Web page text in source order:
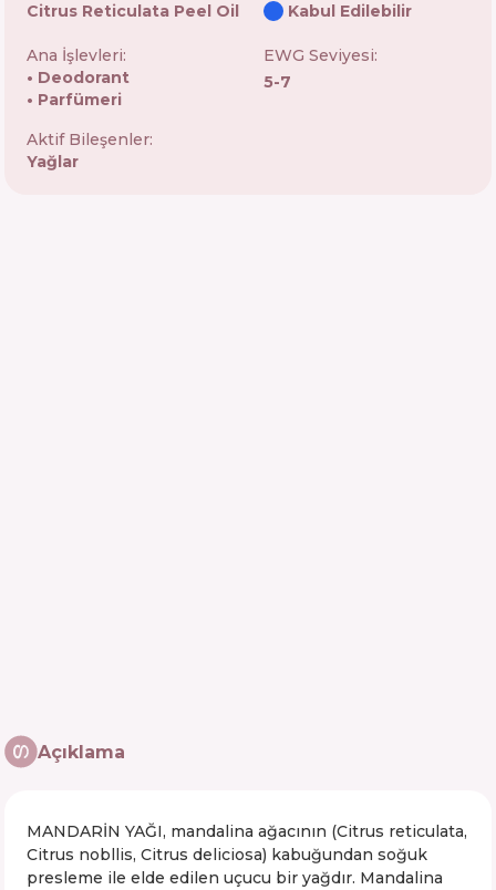
Citrus Reticulata Peel Oil
Kabul Edilebilir
Ana İşlevleri:
Deodorant
Parfümeri
EWG Seviyesi:
5-7
Aktif Bileşenler:
Yağlar
Açıklama
MANDARİN YAĞI, mandalina ağacının (Citrus reticulata,
Citrus nobllis, Citrus deliciosa) kabuğundan soğuk
presleme ile elde edilen uçucu bir yağdır. Mandalina